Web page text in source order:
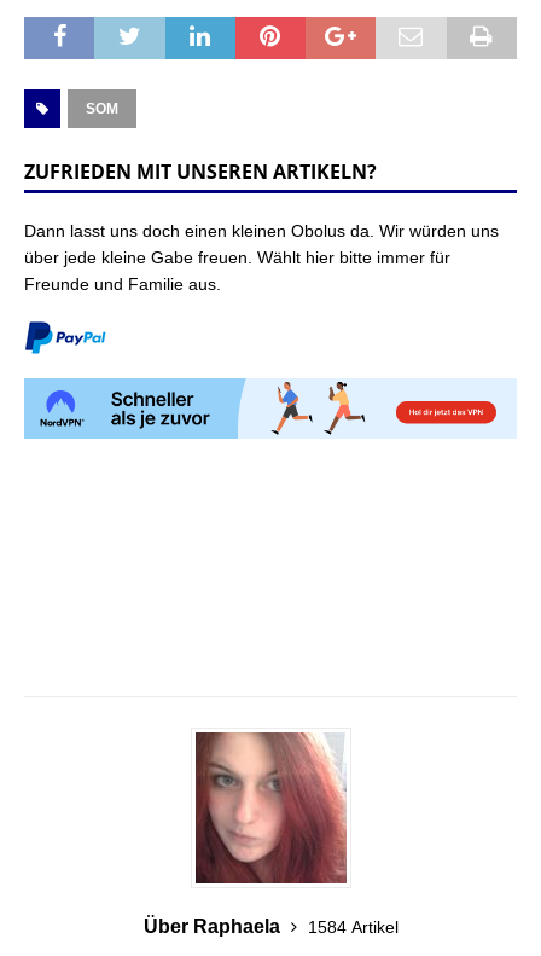
SOM
ZUFRIEDEN MIT UNSEREN ARTIKELN?
Dann lasst uns doch einen kleinen Obolus da. Wir würden uns
über jede kleine Gabe freuen. Wählt hier bitte immer für
Freunde und Familie aus.
Über Raphaela
1584 Artikel